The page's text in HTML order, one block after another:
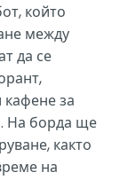
който
между
да се
за
На борда ще
както
на